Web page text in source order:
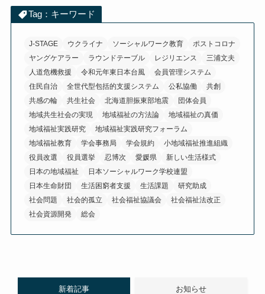
Tag：キーワード
J-STAGE ウクライナ ソーシャルワーク教育
ポストコロナ
ヤングケアラー
ラウンドテーブル レジリエンス
三浦文夫
人道危機救援
令和元年東日本台風
会員管理システム
住民自治
全世代型包括的支援システム 公私協働
共創
共感の輪
共生社会 北海道胆振東部地震
団体会員
地域共生社会の実現
地域福祉の方法論
地域福祉の真価
地域福祉実践研究
地域福祉実践研究フォーラム
地域福祉教育
学会事務局 学会規約
小地域福祉推進組織
役員改選
役員選挙 忍博次 愛媛県
新しい生活様式
日本の地域福祉
日本ソーシャルワーク学校連盟
日本生命財団
生活困窮者支援 生活課題
研究助成
社会問題
社会的孤立 社会福祉協議会
社会福祉法改正
社会資源開発
総会
新着記事 お知らせ